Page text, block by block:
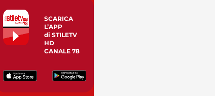
SCARICA
L’APP
di STILETV
HD
CANALE 78